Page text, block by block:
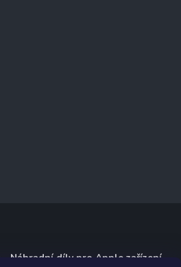
- Náhradní díly pro Apple zařízení